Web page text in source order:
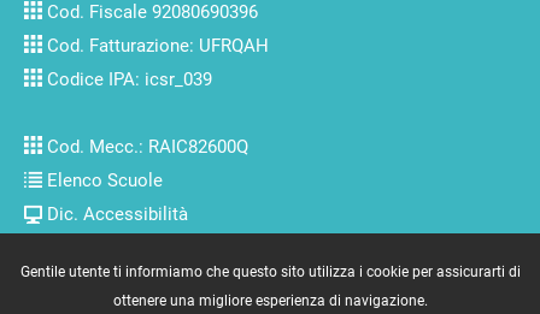
Cod. Fiscale 92080690396
Cod. Fatturazione: UFRQAH
Codice IPA: icsr_039
Cod. Mecc.: RAIC82600Q
Elenco Scuole
Dic. Accessibilità
Copyright © 2007/2022 by www.massimolenzi.com
Gentile utente ti informiamo che questo sito utilizza i cookie per assicurarti di
ottenere una migliore esperienza di navigazione.